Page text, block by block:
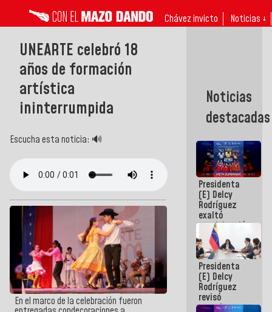
Chávez invicto Noticias ↓
UNEARTE celebró 18
años de formación
artística
ininterrumpida
Escucha esta noticia: 🔊
En el marco de la celebración fueron
Noticias
destacadas
Presidenta
(E) Delcy
Rodríguez
exaltó
participación
de
Venezuela
en Juegos
Centroamericanos
y del Caribe
2026
Presidenta
(E) Delcy
Rodríguez
revisó
agenda